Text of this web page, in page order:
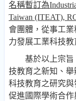
名稱暫訂為
Taiwan (ITEAT),
會團體，從事工
力發展工業科技教
基於以上宗
技教育之新知、舉
科技教育之研究
促進國際學術合